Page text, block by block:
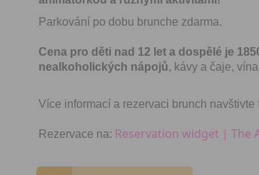
Parkování po dobu brunche zdarma.
Cena pro děti nad 12 let a dospělé je
nealkoholických nápojů, kávy a čaje,
Více informací a rezervaci brunch navštivte
Rezervace na: Reservation widget | The